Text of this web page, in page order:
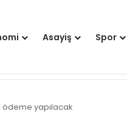
Asayiş Spor
ödeme yapılacak